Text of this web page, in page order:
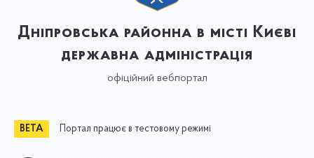
Дніпровська районна в місті Києві
державна адміністрація
офіційний вебпортал
Портал працює в тестовому режимі